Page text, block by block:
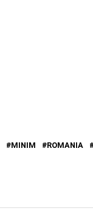
MINIM ROMANIA